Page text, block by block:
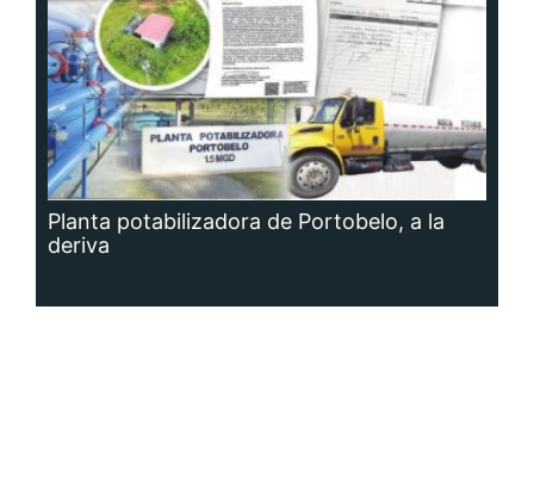
Planta potabilizadora de Portobelo, a la
deriva